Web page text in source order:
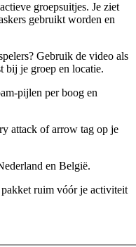
groepsuitjes. Je ziet
gebruikt worden en
Gebruik de video als
bij je groep en locatie.
pijlen per boog en
attack of arrow tag op je
en België.
ruim vóór je activiteit